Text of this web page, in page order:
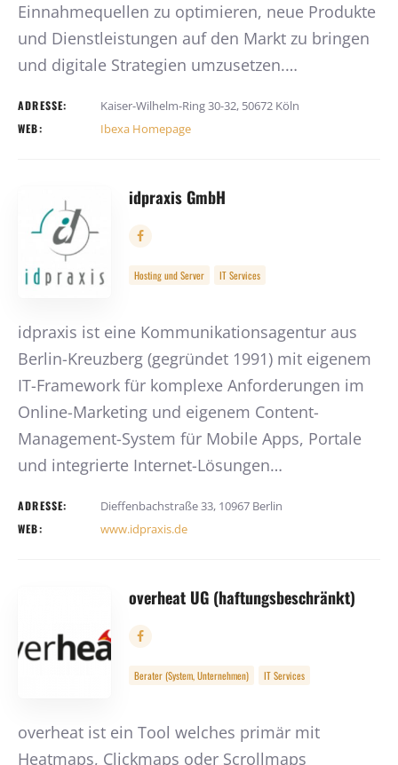
Einnahmequellen zu optimieren, neue Produkte
und Dienstleistungen auf den Markt zu bringen
und digitale Strategien umzusetzen.…
ADRESSE: Kaiser-Wilhelm-Ring 30-32, 50672 Köln
WEB: Ibexa Homepage
idpraxis GmbH
Hosting und Server IT Services
idpraxis ist eine Kommunikationsagentur aus
Berlin-Kreuzberg (gegründet 1991) mit eigenem
IT-Framework für komplexe Anforderungen im
Online-Marketing und eigenem Content-
Management-System für Mobile Apps, Portale
und integrierte Internet-Lösungen…
ADRESSE: Dieffenbachstraße 33, 10967 Berlin
WEB: www.idpraxis.de
overheat UG (haftungsbeschränkt)
Berater (System, Unternehmen) IT Services
overheat ist ein Tool welches primär mit
Heatmaps, Clickmaps oder Scrollmaps